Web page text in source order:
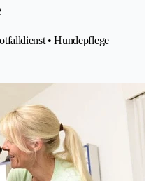
• Hundepflege